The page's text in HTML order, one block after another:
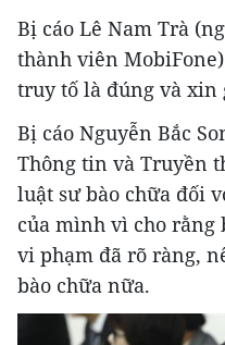
Bị cáo Lê Nam Trà
thành viên
truy tố là đúng và xin
Bị cáo Nguyễn Bắc
Thông tin và Truyền
luật sư bào chữa đối
của mình vì cho rằng
vi phạm đã rõ ràng,
bào chữa nữa.